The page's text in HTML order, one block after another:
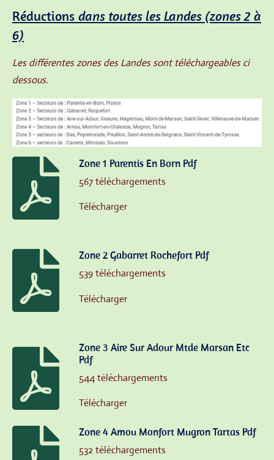
Réductions dans toutes les Landes (zones 2 à
6)
Les différentes zones des Landes sont téléchargeables ci
dessous.
Zone 1 Parentis En Born Pdf
567 téléchargements
Télécharger
Zone 2 Gabarret Rochefort Pdf
539 téléchargements
Télécharger
Zone 3 Aire Sur Adour Mtde Marsan Etc
Pdf
544 téléchargements
Télécharger
Zone 4 Amou Monfort Mugron Tartas Pdf
532 téléchargements